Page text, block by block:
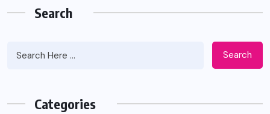
Search
Search
Categories